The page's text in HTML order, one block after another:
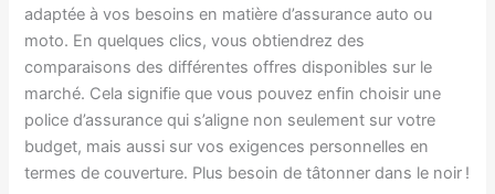
adaptée à vos besoins en matière d’assurance auto ou
moto. En quelques clics, vous obtiendrez des
comparaisons des différentes offres disponibles sur le
marché. Cela signifie que vous pouvez enfin choisir une
police d’assurance qui s’aligne non seulement sur votre
budget, mais aussi sur vos exigences personnelles en
termes de couverture. Plus besoin de tâtonner dans le noir !